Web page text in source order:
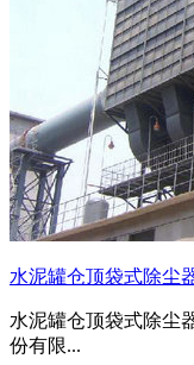
水泥罐仓顶袋式除尘
水泥罐仓顶袋式除尘
份有限...